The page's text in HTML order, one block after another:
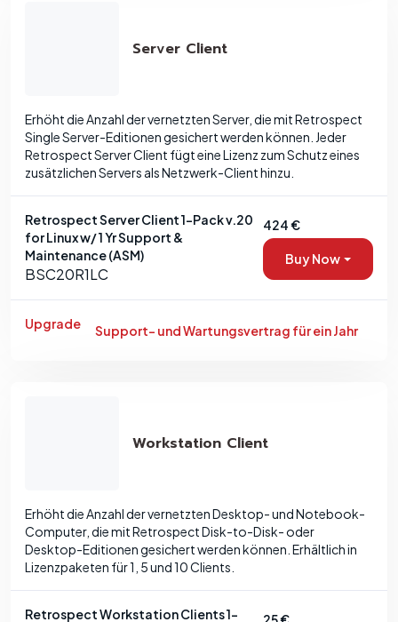
Server Client
Erhöht die Anzahl der vernetzten Server, die mit Retrospect
Single Server-Editionen gesichert werden können. Jeder
Retrospect Server Client fügt eine Lizenz zum Schutz eines
zusätzlichen Servers als Netzwerk-Client hinzu.
Retrospect Server Client 1-Pack v.20
for Linux w/ 1 Yr Support &
Maintenance (ASM)
BSC20R1LC
424 €
Buy Now
Upgrade Support- und Wartungsvertrag für ein Jahr
Workstation Client
Erhöht die Anzahl der vernetzten Desktop- und Notebook-
Computer, die mit Retrospect Disk-to-Disk- oder
Desktop-Editionen gesichert werden können. Erhältlich in
Lizenzpaketen für 1, 5 und 10 Clients.
Retrospect Workstation Clients 1-